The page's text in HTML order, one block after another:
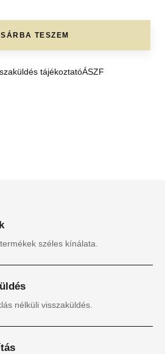
TESZEM
tájékoztatóÁSZF
széles kínálata.
nélküli visszaküldés.